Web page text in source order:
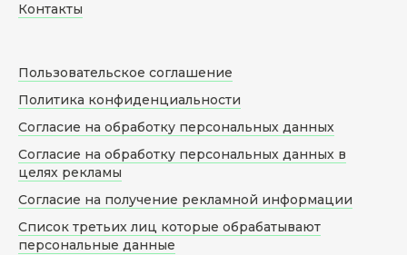
Контакты
Пользовательское соглашение
Политика конфиденциальности
Согласие на обработку персональных данных
Согласие на обработку персональных данных в
целях рекламы
Согласие на получение рекламной информации
Список третьих лиц которые обрабатывают
персональные данные